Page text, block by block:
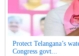
Protect Telangana’s
Congress govt...